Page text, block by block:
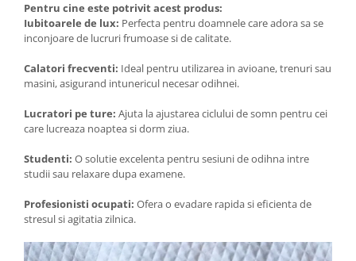
Pentru cine este potrivit acest produs:
Iubitoarele de lux: Perfecta pentru doamnele care adora sa se
inconjoare de lucruri frumoase si de calitate.
Calatori frecventi: Ideal pentru utilizarea in avioane, trenuri sau
masini, asigurand intunericul necesar odihnei.
Lucratori pe ture: Ajuta la ajustarea ciclului de somn pentru cei
care lucreaza noaptea si dorm ziua.
Studenti: O solutie excelenta pentru sesiuni de odihna intre
studii sau relaxare dupa examene.
Profesionisti ocupati: Ofera o evadare rapida si eficienta de
stresul si agitatia zilnica.